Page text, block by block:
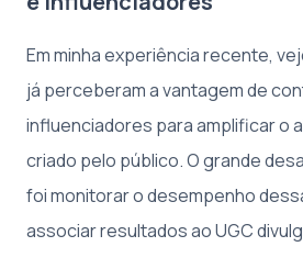
Em minha experiência recente,
já perceberam a vantagem de
influenciadores para amplificar o
criado pelo público. O grande
foi monitorar o desempenho
associar resultados ao UGC